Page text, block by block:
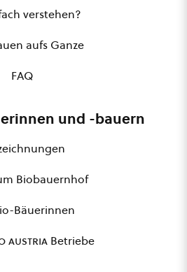
verstehen?
aufs Ganze
FAQ
und -bauern
Biobauernhof
Bäuerinnen
austria Betriebe